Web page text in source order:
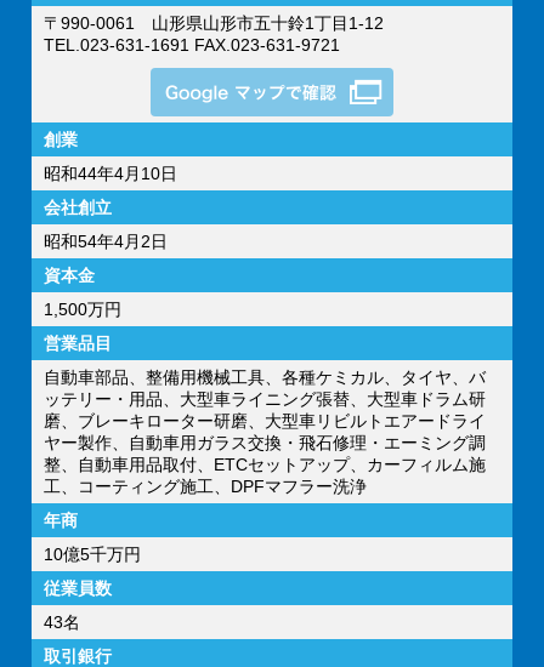
〒990-0061 山形県山形市五十鈴1丁目1-12
TEL.023-631-1691 FAX.023-631-9721
創業
昭和44年4月10日
会社創立
昭和54年4月2日
資本金
1,500万円
営業品目
自動車部品、整備用機械工具、各種ケミカル、タイヤ、バ
ッテリー・用品、大型車ライニング張替、大型車ドラム研
磨、ブレーキローター研磨、大型車リビルトエアードライ
ヤー製作、自動車用ガラス交換・飛石修理・エーミング調
整、自動車用品取付、ETCセットアップ、カーフィルム施
工、コーティング施工、DPFマフラー洗浄
年商
10億5千万円
従業員数
43名
取引銀行